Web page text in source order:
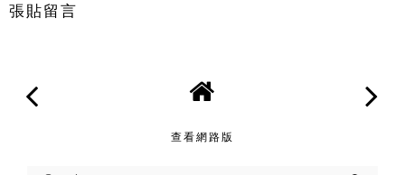
張貼留言
查看網路版